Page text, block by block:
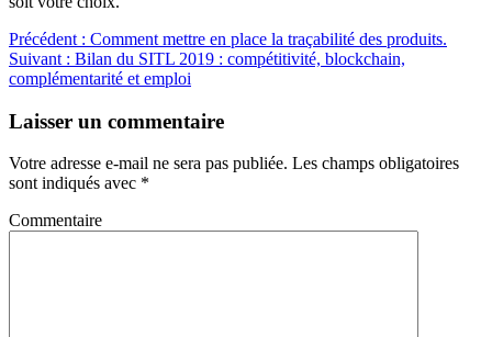
Navigation
de
Précédent : Article
précédent
:
Comment mettre en place la traçabilité des produits.
Suivant : Article
suivant
Bilan du SITL 2019 : compétitivité, blockchain,
complémentarité et emploi
Laisser un commentaire
Votre adresse e-mail ne sera pas publiée. Les champs obligatoires
sont indiqués avec *
Commentaire